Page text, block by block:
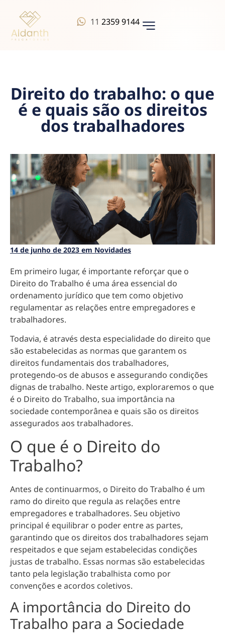
112359 9144
Direito do trabalho: o que
é e quais são os direitos
dos trabalhadores
14 de junho de 2023 em Novidades
Em primeiro lugar, é importante reforçar que o
Direito do Trabalho é uma área essencial do
ordenamento jurídico que tem como objetivo
regulamentar as relações entre empregadores e
trabalhadores.
Todavia, é através desta especialidade do direito que
são estabelecidas as normas que garantem os
direitos fundamentais dos trabalhadores,
protegendo-os de abusos e assegurando condições
dignas de trabalho. Neste artigo, exploraremos o que
é o Direito do Trabalho, sua importância na
sociedade contemporânea e quais são os direitos
assegurados aos trabalhadores.
O que é o Direito do
Trabalho?
Antes de continuarmos, o Direito do Trabalho é um
ramo do direito que regula as relações entre
empregadores e trabalhadores. Seu objetivo
principal é equilibrar o poder entre as partes,
garantindo que os direitos dos trabalhadores sejam
respeitados e que sejam estabelecidas condições
justas de trabalho. Essas normas são estabelecidas
tanto pela legislação trabalhista como por
convenções e acordos coletivos.
A importância do Direito do
Trabalho para a Sociedade